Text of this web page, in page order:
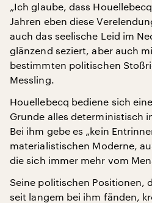
„Ich glaube, dass
Jahren eben diese
auch das seelische Leid im
glänzend seziert, aber auch
bestimmten politischen
Messling.
Houellebecq bediene sich
Grunde alles deterministisch
Bei ihm gebe es „kein
materialistischen Moderne,
die sich immer mehr vom
Seine politischen Positionen,
seit langem bei ihm fänden,